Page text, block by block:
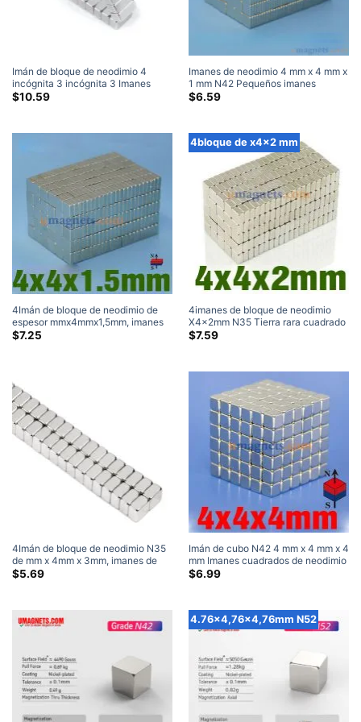
Imán de bloque de neodimio 4
incógnita 3 incógnita 3 Imanes
artesanales rectangulares fuertes
$10.59
Imanes de neodimio 4 mm x 4 mm x
1 mm N42 Pequeños imanes
cuadrados de bloques de tierras
$6.59
4Imán de bloque de neodimio de
espesor mmx4mmx1,5mm, imanes
finos de papel N35, imanes
$7.25
4bloque de x4x2 mm
4imanes de bloque de neodimio
X4x2mm N35 Tierra rara cuadrado
Bloques magnéticos a granel
$7.59
4Imán de bloque de neodimio N35
de mm x 4mm x 3mm, imanes de
cubo de tierras raras fuertes para
$5.69
Imán de cubo N42 4 mm x 4 mm x 4
mm Imanes cuadrados de neodimio
súper fuertes niquelado
$6.99
4.76x4,76x4,76mm N52